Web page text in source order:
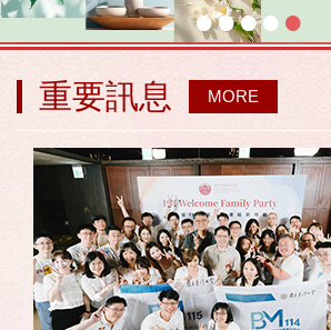
•••••
重要訊息 MORE